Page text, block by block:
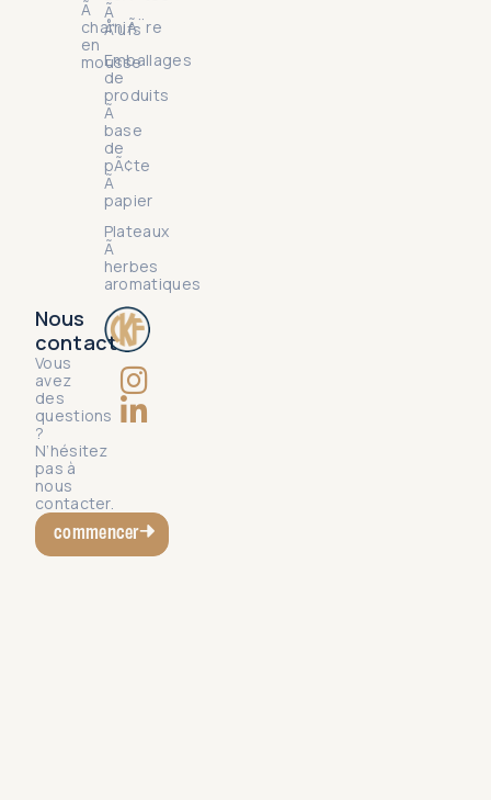
Ã
Å“ufs
Emballages
de
produits
Ã
base
de
pÃ¢te
Ã
papier
Plateaux
Ã
herbes
aromatiques
Ã
charniÃ¨re
en
mousse
Nous
contact
Vous
avez
des
questions
?
N’hésitez
pas à
nous
contacter.
commencer